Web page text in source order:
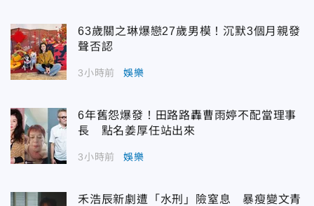
63歲關之琳爆戀27歲男模！沉默3個月親發
聲否認
3小時前 娛樂
6年舊怨爆發！田路路轟曹雨婷不配當理事
長 點名姜厚任站出來
3小時前 娛樂
禾浩辰新劇遭「水刑」險窒息 暴瘦變文青